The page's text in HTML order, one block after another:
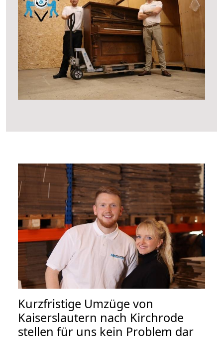
Kurzfristige Umzüge von
Kaiserslautern nach Kirchrode
stellen für uns kein Problem dar